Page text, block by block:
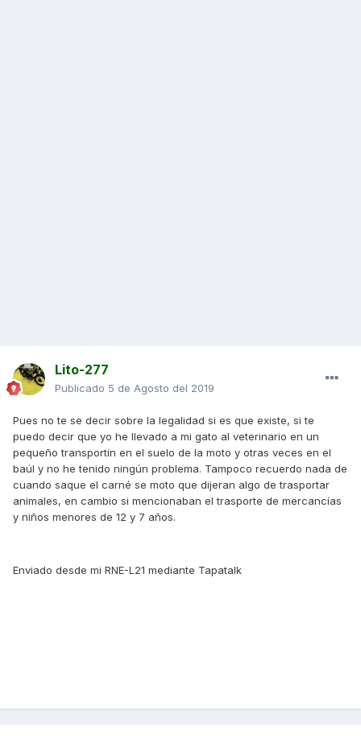
Lito-277
Publicado 5 de Agosto del 2019
Pues no te se decir sobre la legalidad si es que existe, si te
puedo decir que yo he llevado a mi gato al veterinario en un
pequeño transportin en el suelo de la moto y otras veces en el
baúl y no he tenido ningún problema. Tampoco recuerdo nada de
cuando saque el carné se moto que dijeran algo de trasportar
animales, en cambio si mencionaban el trasporte de mercancías
y niños menores de 12 y 7 años.
Enviado desde mi RNE-L21 mediante Tapatalk